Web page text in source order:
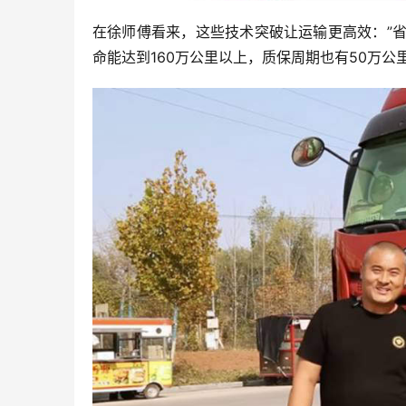
在徐师傅看来，这些技术突破让运输更高效：”
命能达到160万公里以上，质保周期也有50万公